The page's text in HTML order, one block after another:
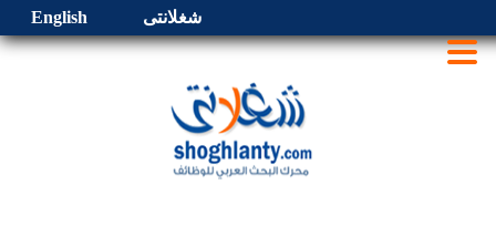
شغلانتى English